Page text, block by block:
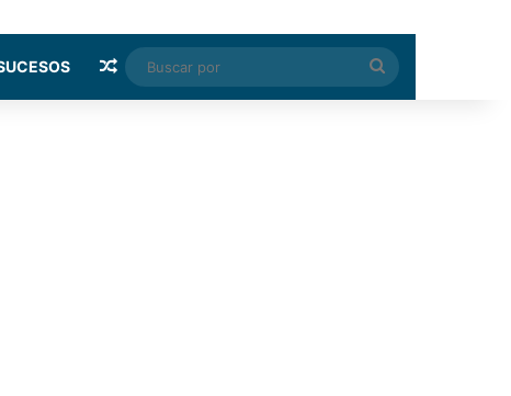
Random Article
Buscar
por